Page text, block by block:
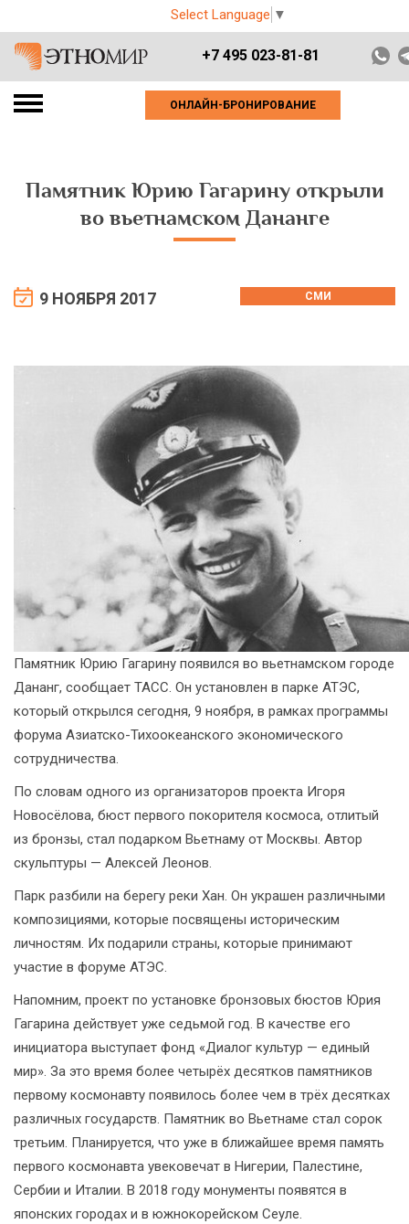
Select Language ▼
+7 495 023-81-81
ОНЛАЙН-БРОНИРОВАНИЕ
Памятник Юрию Гагарину открыли
во вьетнамском Дананге
9 НОЯБРЯ 2017 СМИ
Памятник Юрию Гагарину появился во вьетнамском городе
Дананг, сообщает ТАСС. Он установлен в парке АТЭС,
который открылся сегодня, 9 ноября, в рамках программы
форума Азиатско-Тихоокеанского экономического
сотрудничества.
По словам одного из организаторов проекта Игоря
Новосёлова, бюст первого покорителя космоса, отлитый
из бронзы, стал подарком Вьетнаму от Москвы. Автор
скульптуры — Алексей Леонов.
Парк разбили на берегу реки Хан. Он украшен различными
композициями, которые посвящены историческим
личностям. Их подарили страны, которые принимают
участие в форуме АТЭС.
Напомним, проект по установке бронзовых бюстов Юрия
Гагарина действует уже седьмой год. В качестве его
инициатора выступает фонд «Диалог культур — единый
мир». За это время более четырёх десятков памятников
первому космонавту появилось более чем в трёх десятках
различных государств. Памятник во Вьетнаме стал сорок
третьим. Планируется, что уже в ближайшее время память
первого космонавта увековечат в Нигерии, Палестине,
Сербии и Италии. В 2018 году монументы появятся в
японских городах и в южнокорейском Сеуле.